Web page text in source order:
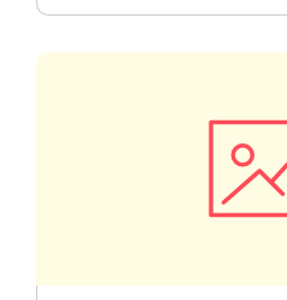
COMPOTAS E GELEIAS